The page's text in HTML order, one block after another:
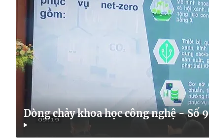
Dòng chảy khoa học công nghệ - Số 9